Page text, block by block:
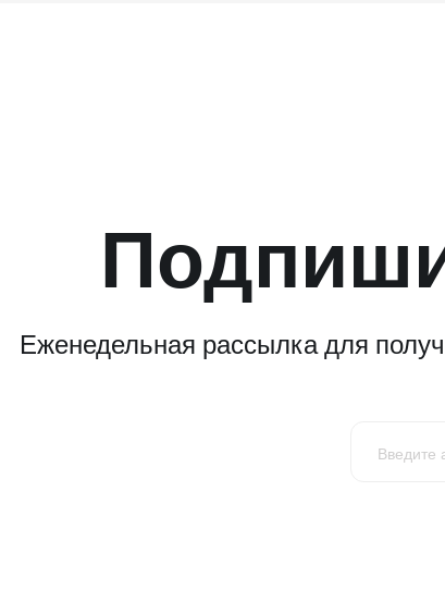
Еженедельная рассылка для